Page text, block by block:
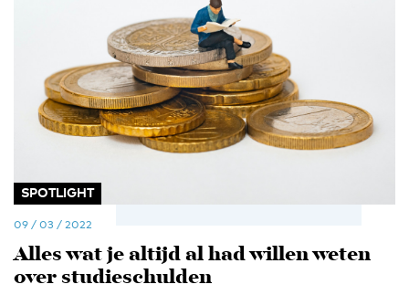
SPOTLIGHT
09 / 03 / 2022
Alles wat je altijd al had willen weten
over studieschulden